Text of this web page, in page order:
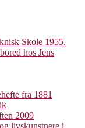
Skole 1955.
hos Jens
fra 1881
2009